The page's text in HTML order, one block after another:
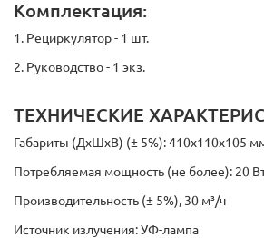
Комплектация:
1. Рециркулятор - 1 шт.
2. Руководство - 1 экз.
ТЕХНИЧЕСКИЕ
Габариты (ДхШхВ) (± 5%): 410х110х105
Потребляемая мощность (не более): 20
Производительность (± 5%), 30 м³/ч
Источник излучения: УФ-лампа